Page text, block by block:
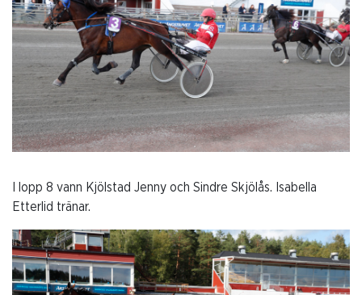
I lopp 8 vann Kjölstad Jenny och Sindre Skjölås. Isabella
Etterlid tränar.